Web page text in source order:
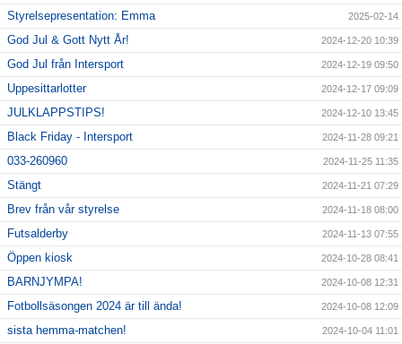
Styrelsepresentation: Emma 2025-02-14
God Jul & Gott Nytt År! 2024-12-20 10:39
God Jul från Intersport 2024-12-19 09:50
Uppesittarlotter 2024-12-17 09:09
JULKLAPPSTIPS! 2024-12-10 13:45
Black Friday - Intersport 2024-11-28 09:21
033-260960 2024-11-25 11:35
Stängt 2024-11-21 07:29
Brev från vår styrelse 2024-11-18 08:00
Futsalderby 2024-11-13 07:55
Öppen kiosk 2024-10-28 08:41
BARNJYMPA! 2024-10-08 12:31
Fotbollsäsongen 2024 är till ända! 2024-10-08 12:09
sista hemma-matchen! 2024-10-04 11:01